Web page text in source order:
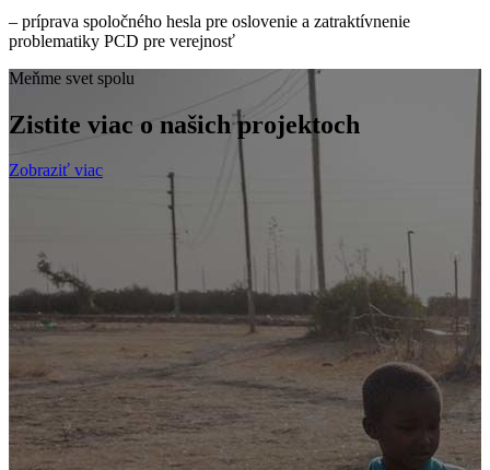
– príprava spoločného hesla pre oslovenie a zatraktívnenie
problematiky PCD pre verejnosť
Meňme svet spolu
Zistite viac o našich projektoch
Zobraziť viac